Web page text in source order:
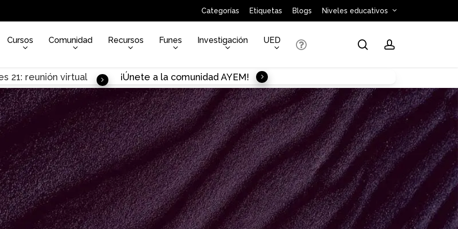
Categorías Etiquetas Blogs Niveles educativos
Cursos Comunidad Recursos Funes Investigación UED searchaccount
21: reunión virtual ¡Únete a la comunidad AYEM!